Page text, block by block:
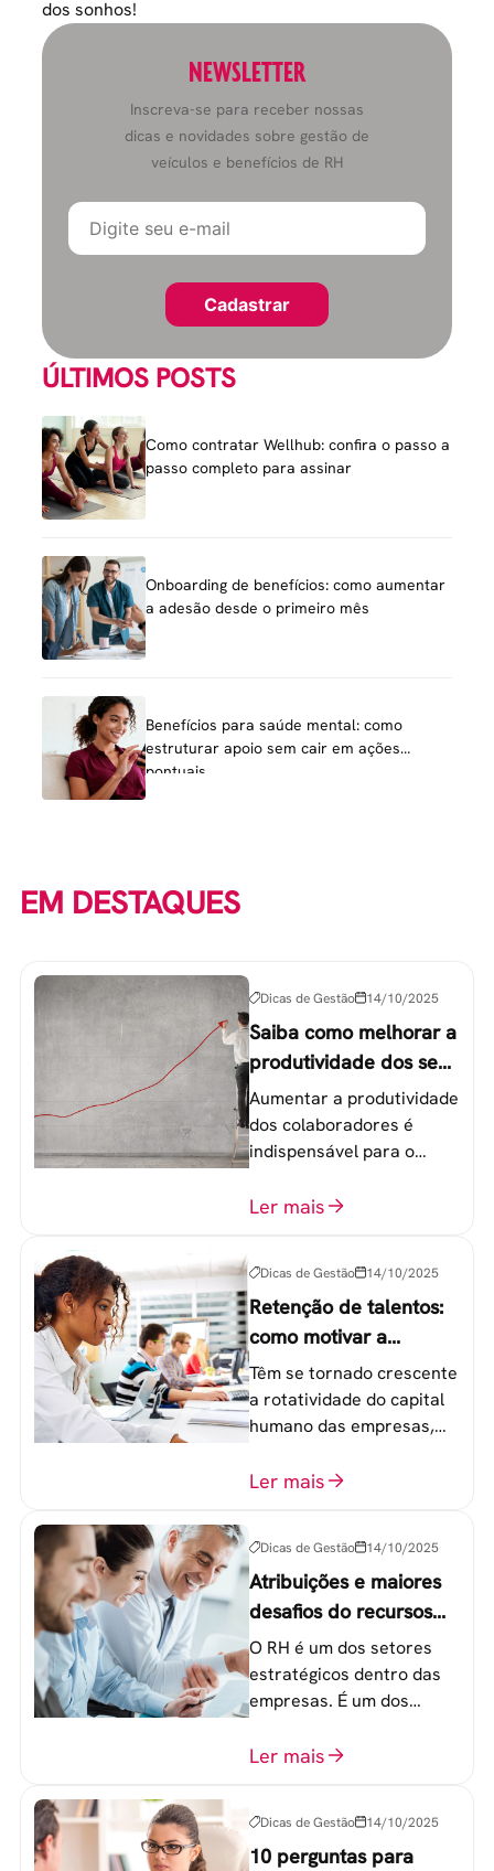
dos sonhos!
NEWSLETTER
Inscreva-se para receber nossas
dicas e novidades sobre gestão de
veículos e benefícios de RH
ÚLTIMOS POSTS
Como contratar Wellhub: confira o passo a
passo completo para assinar
Onboarding de benefícios: como aumentar
a adesão desde o primeiro mês
Benefícios para saúde mental: como
estruturar apoio sem cair em ações
pontuais
EM DESTAQUES
Dicas de Gestão 14/10/2025
Saiba como melhorar a
produtividade dos seus
colaboradores
Aumentar a produtividade
dos colaboradores é
indispensável para o
equipe de trabalho. 6
Ler mais
Dicas de Gestão 14/10/2025
Retenção de talentos:
como motivar a
geração Y nas
empresas?
Têm se tornado crescente
a rotatividade do capital
humano das empresas,
colaboradores na faixa de
Ler mais
Dicas de Gestão 14/10/2025
Atribuições e maiores
desafios do recursos
humanos em uma
empresa
O RH é um dos setores
estratégicos dentro das
empresas. É um dos
o atingimento das metas
Ler mais
Dicas de Gestão 14/10/2025
10 perguntas para